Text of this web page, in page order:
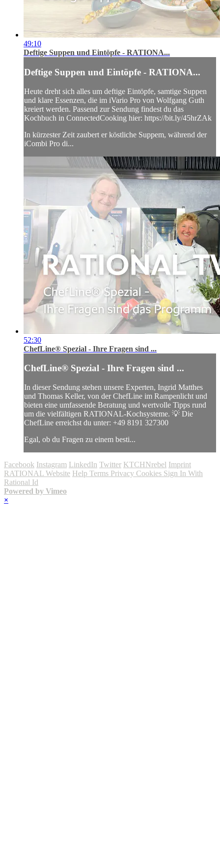
49:10
Deftige Suppen und Eintöpfe - RATIONA...
Deftige Suppen und Eintöpfe - RATIONA...
Heute dreht sich alles um deftige Eintöpfe, samtige Suppen
und klare Essenzen, die im iVario Pro von Wolfgang Guth
kreiert werden. Passend zur Sendung findest du das
Kochbuch in ConnectedCooking hier: https://bit.ly/45hrZAk
In kürzester Zeit zaubert er köstliche Suppem, während der
iCombi Pro di...
52:30
ChefLine® Spezial - Ihre Fragen sind ...
ChefLine® Spezial - Ihre Fragen sind ...
In dieser Sendung stehen unsere Experten, Ingrid Matthes
und Thomas Keller, von der ChefLine im Rampenlicht und
bieten eine umfassende Beratung und wertvolle Tipps rund
um die vielfältigen RATIONAL-Kochsysteme. 💡 Die
ChefLine erreichst du unter: +49 8191 327300
Egal, ob du Fragen zu einem besti...
Facebook Instagram LinkedIn Twitter KTCHNrebel Imprint
RATIONAL Website Help Terms Privacy Cookies Sign In With
Rational Id
Powered by Vimeo
×